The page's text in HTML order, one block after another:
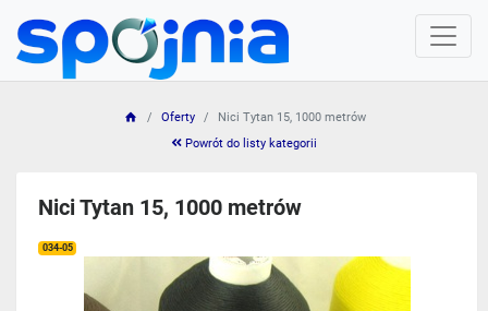
Oferty
Nici Tytan 15, 1000 metrów
Powrót do listy kategorii
Nici Tytan 15, 1000 metrów
034-05